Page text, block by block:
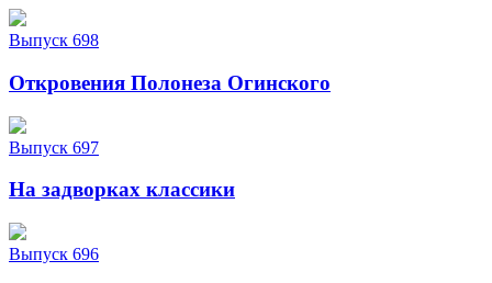
Выпуск 698
Откровения Полонеза Огинского
Выпуск 697
На задворках классики
Выпуск 696